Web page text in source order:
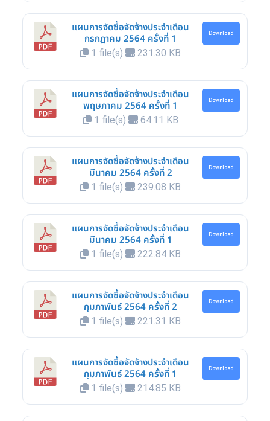
แผนการจัดซื้อจัดจ้างประจำเดือน
กรกฎาคม 2564 ครั้งที่ 1
1 file(s) 231.30 KB
Download
แผนการจัดซื้อจัดจ้างประจำเดือน
พฤษภาคม 2564 ครั้งที่ 1
1 file(s) 64.11 KB
Download
แผนการจัดซื้อจัดจ้างประจำเดือน
มีนาคม 2564 ครั้งที่ 2
1 file(s) 239.08 KB
Download
แผนการจัดซื้อจัดจ้างประจำเดือน
มีนาคม 2564 ครั้งที่ 1
1 file(s) 222.84 KB
Download
แผนการจัดซื้อจัดจ้างประจำเดือน
กุมภาพันธ์ 2564 ครั้งที่ 2
1 file(s) 221.31 KB
Download
แผนการจัดซื้อจัดจ้างประจำเดือน
กุมภาพันธ์ 2564 ครั้งที่ 1
1 file(s) 214.85 KB
Download